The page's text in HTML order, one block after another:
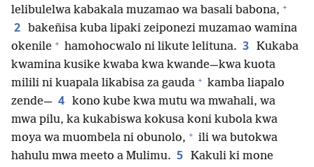
lelibulelwa kabakala muzamao wa basali babona, +
2
bakeñisa kuba lipaki zeiponezi muzamao wamina
okenile + hamohocwalo ni likute lelituna. 3 Kukaba
kwamina kusike kwaba kwa kwande—kwa kuota
milili ni kuapala likabisa za gauda + kamba liapalo
zende— 4 kono kube kwa mutu wa mwahali, wa
mwa pilu, ka kukabiswa kokusa koni kubola kwa
moya wa muombela ni obunolo, + ili wa butokwa
hahulu mwa meeto a Mulimu. 5 Kakuli ki mone